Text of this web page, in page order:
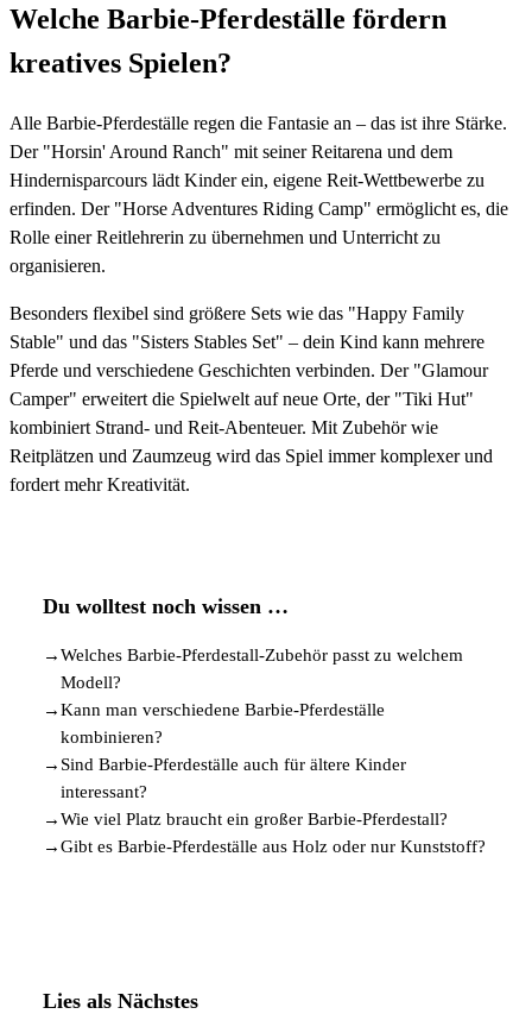
Welche Barbie-Pferdeställe fördern
kreatives Spielen?
Alle Barbie-Pferdeställe regen die Fantasie an – das ist ihre Stärke.
Der "Horsin' Around Ranch" mit seiner Reitarena und dem
Hindernisparcours lädt Kinder ein, eigene Reit-Wettbewerbe zu
erfinden. Der "Horse Adventures Riding Camp" ermöglicht es, die
Rolle einer Reitlehrerin zu übernehmen und Unterricht zu
organisieren.
Besonders flexibel sind größere Sets wie das "Happy Family
Stable" und das "Sisters Stables Set" – dein Kind kann mehrere
Pferde und verschiedene Geschichten verbinden. Der "Glamour
Camper" erweitert die Spielwelt auf neue Orte, der "Tiki Hut"
kombiniert Strand- und Reit-Abenteuer. Mit Zubehör wie
Reitplätzen und Zaumzeug wird das Spiel immer komplexer und
fordert mehr Kreativität.
Du wolltest noch wissen …
→Welches Barbie-Pferdestall-Zubehör passt zu welchem
Modell?
→Kann man verschiedene Barbie-Pferdeställe
kombinieren?
→ Sind Barbie-Pferdeställe auch für ältere Kinder
interessant?
→Wie viel Platz braucht ein großer Barbie-Pferdestall?
→Gibt es Barbie-Pferdeställe aus Holz oder nur Kunststoff?
Lies als Nächstes